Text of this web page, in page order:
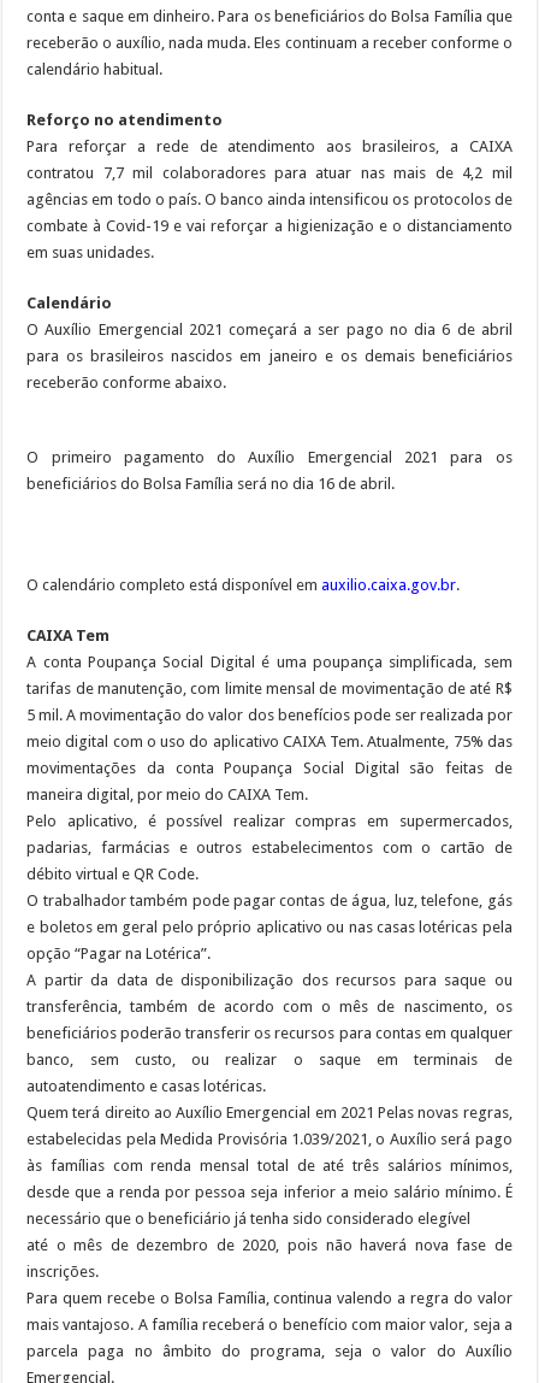
conta e saque em dinheiro. Para os beneficiários do Bolsa Família que
receberão o auxílio, nada muda. Eles continuam a receber conforme o
calendário habitual.
Reforço no atendimento
Para reforçar a rede de atendimento aos brasileiros, a CAIXA
contratou 7,7 mil colaboradores para atuar nas mais de 4,2 mil
agências em todo o país. O banco ainda intensificou os protocolos de
combate à Covid-19 e vai reforçar a higienização e o distanciamento
em suas unidades.
Calendário
O Auxílio Emergencial 2021 começará a ser pago no dia 6 de abril
para os brasileiros nascidos em janeiro e os demais beneficiários
receberão conforme abaixo.
O primeiro pagamento do Auxílio Emergencial 2021 para os
beneficiários do Bolsa Família será no dia 16 de abril.
O calendário completo está disponível emauxilio.caixa.gov.br.
CAIXA Tem
A conta Poupança Social Digital é uma poupança simplificada, sem
tarifas de manutenção, com limite mensal de movimentação de até R$
5 mil. A movimentação do valor dos benefícios pode ser realizada por
meio digital com o uso do aplicativo CAIXA Tem. Atualmente, 75% das
movimentações da conta Poupança Social Digital são feitas de
maneira digital, por meio do CAIXA Tem.
Pelo aplicativo, é possível realizar compras em supermercados,
padarias, farmácias e outros estabelecimentos com o cartão de
débito virtual e QR Code.
O trabalhador também pode pagar contas de água, luz, telefone, gás
e boletos em geral pelo próprio aplicativo ou nas casas lotéricas pela
opção “Pagar na Lotérica”.
A partir da data de disponibilização dos recursos para saque ou
transferência, também de acordo com o mês de nascimento, os
beneficiários poderão transferir os recursos para contas em qualquer
banco, sem custo, ou realizar o saque em terminais de
autoatendimento e casas lotéricas.
Quem terá direito ao Auxílio Emergencial em 2021 Pelas novas regras,
estabelecidas pela Medida Provisória 1.039/2021, o Auxílio será pago
às famílias com renda mensal total de até três salários mínimos,
desde que a renda por pessoa seja inferior a meio salário mínimo. É
necessário que o beneficiário já tenha sido considerado elegível
até o mês de dezembro de 2020, pois não haverá nova fase de
inscrições.
Para quem recebe o Bolsa Família, continua valendo a regra do valor
mais vantajoso. A família receberá o benefício com maior valor, seja a
parcela paga no âmbito do programa, seja o valor do Auxílio
Emergencial.